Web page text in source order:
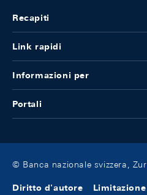
Recapiti
Link rapidi
Informazioni per
Portali
© Banca nazionale svizzera,
Diritto d'autore